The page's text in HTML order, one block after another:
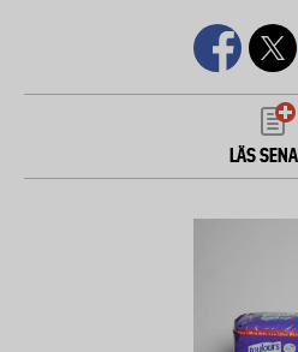
LÄS